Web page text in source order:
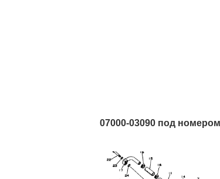
07000-03090 под